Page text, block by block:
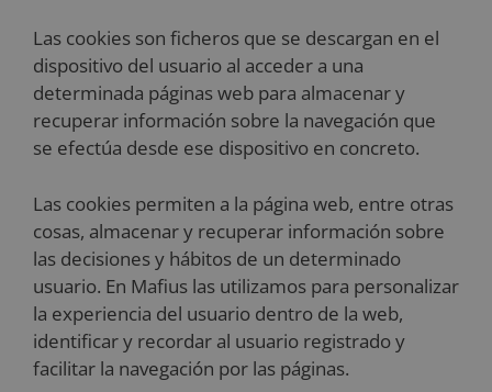
Las cookies son ficheros que se descargan en el
dispositivo del usuario al acceder a una
determinada páginas web para almacenar y
recuperar información sobre la navegación que
se efectúa desde ese dispositivo en concreto.
Las cookies permiten a la página web, entre otras
cosas, almacenar y recuperar información sobre
las decisiones y hábitos de un determinado
usuario. En Mafius las utilizamos para personalizar
la experiencia del usuario dentro de la web,
identificar y recordar al usuario registrado y
facilitar la navegación por las páginas.